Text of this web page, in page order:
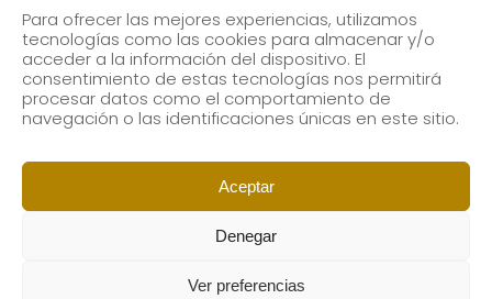
Para ofrecer las mejores experiencias, utilizamos
tecnologías como las cookies para almacenar y/o
acceder a la información del dispositivo. El
consentimiento de estas tecnologías nos permitirá
procesar datos como el comportamiento de
navegación o las identificaciones únicas en este sitio.
Aceptar
Denegar
Ver preferencias
Subscribe to our newsletter to receive our news by
email.